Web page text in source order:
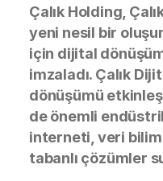
Çalık Holding,
yeni nesil bir
için dijital
imzaladı. Çalık
dönüşümü
de önemli
interneti, veri
tabanlı çözümler